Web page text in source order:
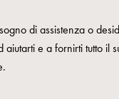
di assistenza o
aiutarti e a fornirti tutto il